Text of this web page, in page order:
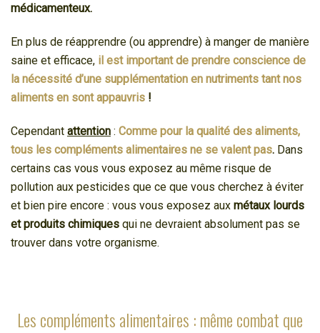
médicamenteux.
En plus de réapprendre (ou apprendre) à manger de manière
saine et efficace, il est important de prendre conscience de
la nécessité d’une supplémentation en nutriments tant nos
aliments en sont appauvris !
Cependant attention : Comme pour la qualité des aliments,
tous les compléments alimentaires ne se valent pas. Dans
certains cas vous vous exposez au même risque de
pollution aux pesticides que ce que vous cherchez à éviter
et bien pire encore : vous vous exposez aux métaux lourds
et produits chimiques qui ne devraient absolument pas se
trouver dans votre organisme.
Les compléments alimentaires : même combat que